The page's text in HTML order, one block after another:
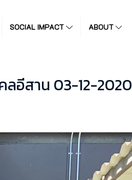
SOCIAL IMPACT ABOUT
ลอีสาน 03-12-2020